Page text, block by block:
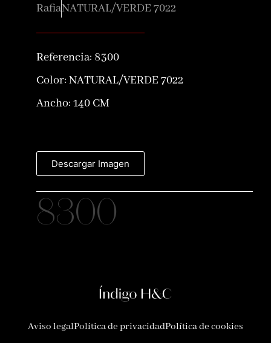
RafiaNATURAL/VERDE 7022
Referencia: 8300
Color: NATURAL/VERDE 7022
Ancho: 140 CM
Descargar Imagen
8300
Aviso legalPolítica de privacidadPolítica de cookies